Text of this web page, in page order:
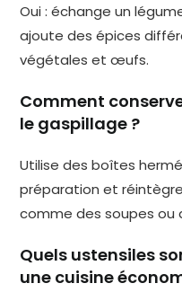
Oui : échange un
ajoute des épices
végétales et œufs.
Comment
le gaspillage ?
Utilise des boîtes
préparation et
comme des soupes ou
Quels ustensiles
une cuisine